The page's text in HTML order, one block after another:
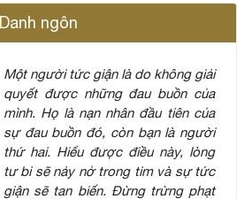
Danh ngôn
Một người tức giận là do không giải
quyết được những đau buồn của
mình. Họ là nạn nhân đầu tiên của
sự đau buồn đó, còn bạn là người
thứ hai. Hiểu được điều này, lòng
tư bi sẽ nảy nở trong tim và sự tức
giận sẽ tan biến. Đừng trừng phạt